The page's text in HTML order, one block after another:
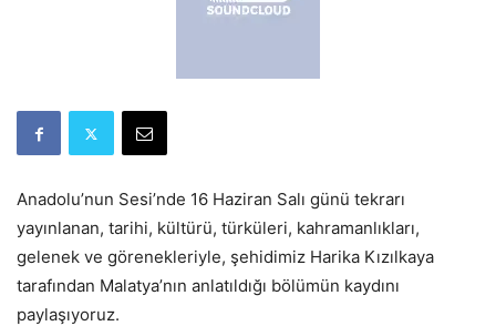
Anadolu’nun Sesi’nde 16 Haziran Salı günü tekrarı
yayınlanan, tarihi, kültürü, türküleri, kahramanlıkları,
gelenek ve görenekleriyle, şehidimiz Harika Kızılkaya
tarafından Malatya’nın anlatıldığı bölümün kaydını
paylaşıyoruz.